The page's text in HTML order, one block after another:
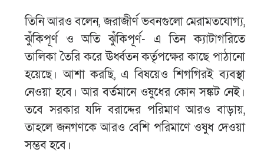
তিনি আরও বলেন, জরাজীর্ণ ভবনগুলো মেরামতযোগ্য,
ঝুঁকিপূর্ণ ও অতি ঝুঁকিপূর্ণ- এ তিন ক্যাটাগরিতে
তালিকা তৈরি করে ঊর্ধ্বতন কর্তৃপক্ষের কাছে পাঠানো
হয়েছে। আশা করছি, এ বিষয়েও শিগগিরই ব্যবস্থা
নেওয়া হবে। আর বর্তমানে ওষুধের কোন সঙ্কট নেই।
তবে সরকার যদি বরাদ্দের পরিমাণ আরও বাড়ায়,
তাহলে জনগণকে আরও বেশি পরিমাণে ওষুধ দেওয়া
সম্ভব হবে।